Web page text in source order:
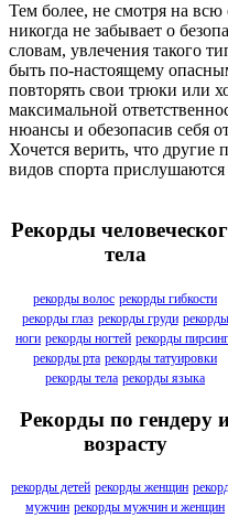
Тем более, не смотря на
никогда не забывает о
словам, увлечения такого
быть по-настоящему
повторять свои трюки или
максимальной
нюансы и обезопасив себя
Хочется верить, что
видов спорта
Рекорды
тела
рекорды волос рекорды гибкости
рекорды глаз рекорды груди рекорды
ноги рекорды ногтей рекорды
рекорды рта рекорды татуировки
рекорды тела рекорды языка
Рекорды по гендеру
возрасту
рекорды детей рекорды женщин
мужчин рекорды мужчин и женщин